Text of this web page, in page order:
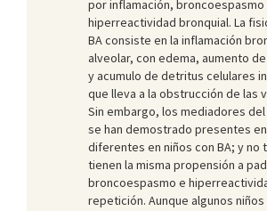
por inflamación, broncoespasmo
hiperreactividad bronquial. La
BA consiste en la inflamación
alveolar, con edema, aumento
y acumulo de detritus celulares
que lleva a la obstrucción de las
Sin embargo, los mediadores
se han demostrado presentes
diferentes en niños con BA; y no
tienen la misma propensión a
broncoespasmo e
repetición. Aunque algunos niños